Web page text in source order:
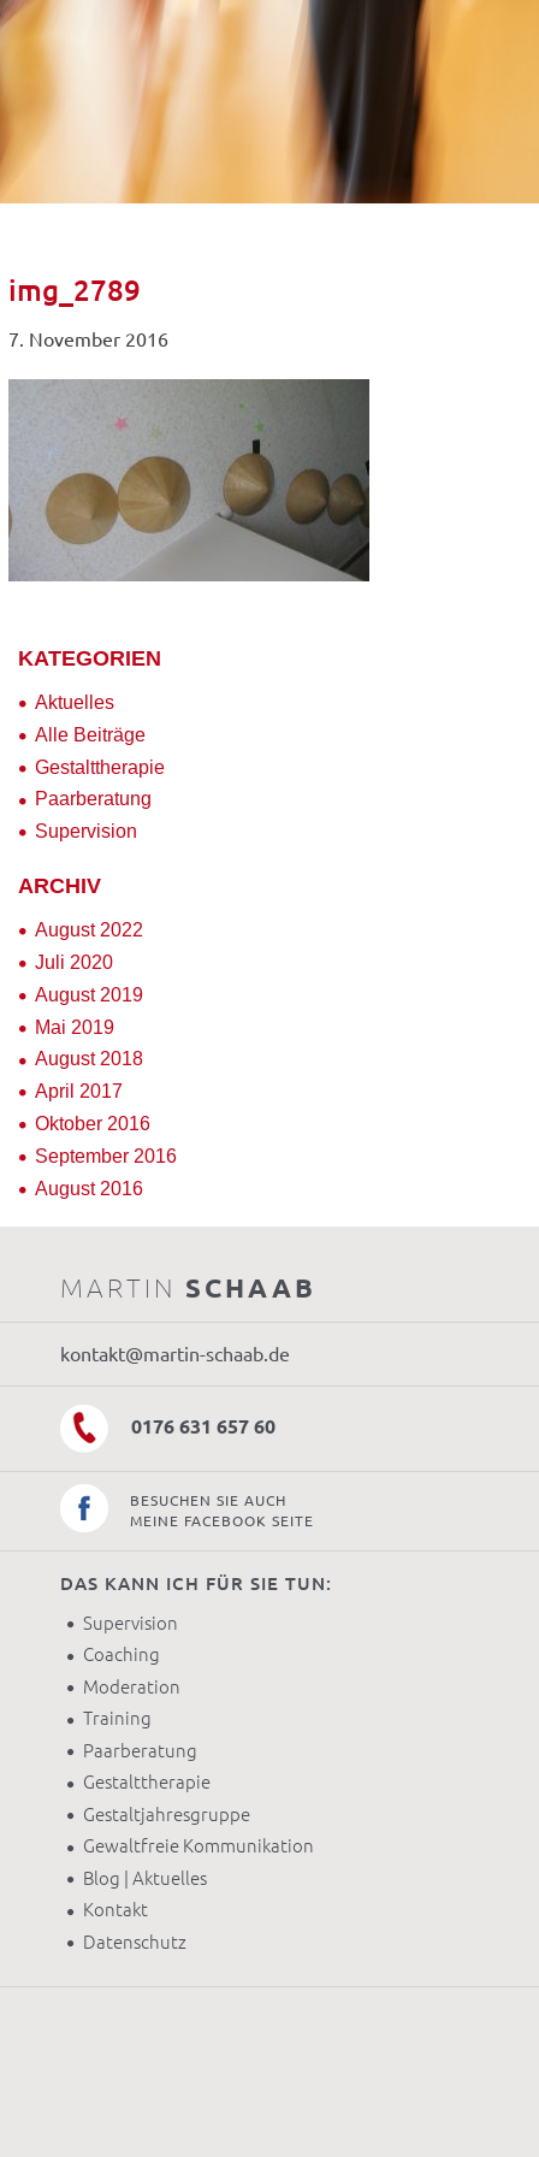
img_2789
7. November 2016
KATEGORIEN
Aktuelles
Alle Beiträge
Gestalttherapie
Paarberatung
Supervision
ARCHIV
August 2022
Juli 2020
August 2019
Mai 2019
August 2018
April 2017
Oktober 2016
September 2016
August 2016
MARTIN SCHAAB
kontakt@martin-schaab.de
0176 631 657 60
BESUCHEN SIE AUCH
MEINE FACEBOOK SEITE
DAS KANN ICH FÜR SIE TUN:
Supervision
Coaching
Moderation
Training
Paarberatung
Gestalttherapie
Gestaltjahresgruppe
Gewaltfreie Kommunikation
Blog | Aktuelles
Kontakt
Datenschutz